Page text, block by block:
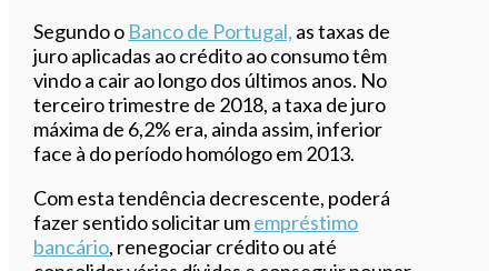
Segundo o Banco de Portugal, as taxas de
juro aplicadas ao crédito ao consumo têm
vindo a cair ao longo dos últimos anos. No
terceiro trimestre de 2018, a taxa de juro
máxima de 6,2% era, ainda assim, inferior
face à do período homólogo em 2013.
Com esta tendência decrescente, poderá
fazer sentido solicitar umempréstimo
bancário, renegociar crédito ou até